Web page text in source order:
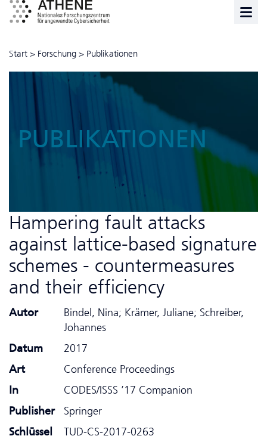
Start > Forschung > Publikationen
PUBLIKATIONEN
Hampering fault attacks
against lattice-based signature
schemes - countermeasures
and their efficiency
Autor
Bindel, Nina; Krämer, Juliane; Schreiber,
Johannes
Datum
2017
Art
Conference Proceedings
In
CODES/ISSS ’17 Companion
Publisher
Springer
Schlüssel
TUD-CS-2017-0263